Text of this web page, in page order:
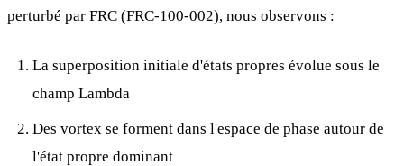
perturbé par FRC (FRC-100-002), nous observons :
La superposition initiale d'états propres évolue sous le
champ Lambda
Des vortex se forment dans l'espace de phase autour de
l'état propre dominant